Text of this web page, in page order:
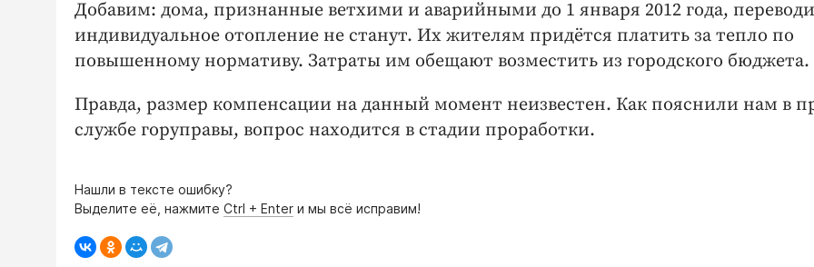
Добавим: дома, признанные ветхими и аварийными до 1 января 2012 года,
индивидуальное отопление не станут. Их жителям придётся платить за тепло по
повышенному нормативу. Затраты им обещают возместить из городского бюджета.
Правда, размер компенсации на данный момент неизвестен. Как пояснили нам в
службе горуправы, вопрос находится в стадии проработки.
Нашли в тексте ошибку?
Выделите её, нажмите Ctrl + Enter и мы всё исправим!